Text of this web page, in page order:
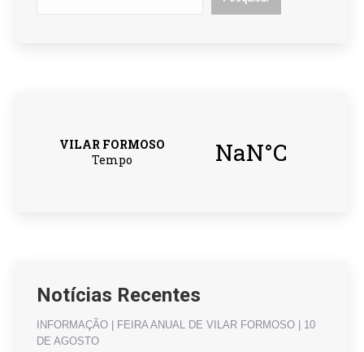
Notícias Recentes
INFORMAÇÃO | FEIRA ANUAL DE VILAR FORMOSO | 10
DE AGOSTO